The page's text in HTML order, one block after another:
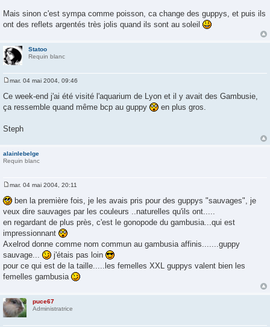
g
e
Mais sinon c'est sympa comme poisson, ca change des guppys, et puis ils
ont des reflets argentés très jolis quand ils sont au soleil
Statoo
Requin blanc
s
s
e
mar. 04 mai 2004, 09:46
Ce week-end j'ai été visité l'aquarium de Lyon et il y avait des Gambusie,
ça ressemble quand même bcp au guppy
en plus gros.
Steph
alainlebelge
Requin blanc
e
s
s
g
e
mar. 04 mai 2004, 20:11
ben la première fois, je les avais pris pour des guppys "sauvages", je
veux dire sauvages par les couleurs ..naturelles qu'ils ont.....
en regardant de plus près, c'est le gonopode du gambusia...qui est
impressionnant
Axelrod donne comme nom commun au gambusia affinis.......guppy
sauvage...
j'étais pas loin
pour ce qui est de la taille.....les femelles XXL guppys valent bien les
femelles gambusia
puce67
Administratrice